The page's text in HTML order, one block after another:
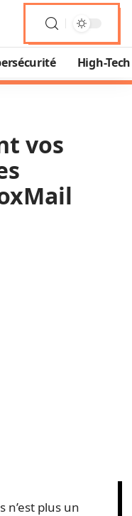
High-Tech
vos
n’est plus un